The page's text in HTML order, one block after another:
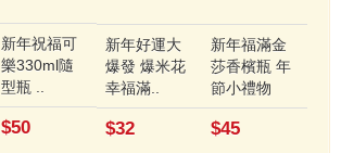
新年祝福可
樂330ml隨
型瓶 ..
$50
新年好運大
爆發 爆米花
幸福滿..
$32
新年福滿金
莎香檳瓶 年
節小禮物
$45